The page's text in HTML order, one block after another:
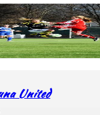
– Mallbackens IF
United